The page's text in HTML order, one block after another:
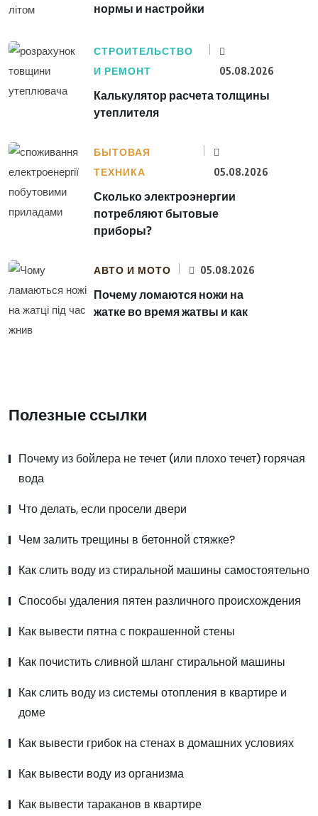
нормы и настройки
СТРОИТЕЛЬСТВО
И РЕМОНТ
05.08.2026
Калькулятор расчета толщины
утеплителя
БЫТОВАЯ
ТЕХНИКА
05.08.2026
Сколько электроэнергии
потребляют бытовые
приборы?
АВТО И МОТО 05.08.2026
Почему ломаются ножи на
жатке во время жатвы и как
Полезные ссылки
Почему из бойлера не течет (или плохо течет) горячая
вода
Что делать, если просели двери
Чем залить трещины в бетонной стяжке?
Как слить воду из стиральной машины самостоятельно
Способы удаления пятен различного происхождения
Как вывести пятна с покрашенной стены
Как почистить сливной шланг стиральной машины
Как слить воду из системы отопления в квартире и
доме
Как вывести грибок на стенах в домашних условиях
Как вывести воду из организма
Как вывести тараканов в квартире